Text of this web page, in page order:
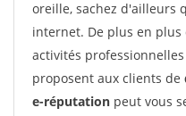
oreille, sachez d'ailleurs
internet. De plus en
activités
proposent aux clients de
e-réputation peut vous